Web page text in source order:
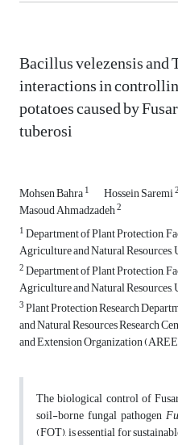
Bacillus velezensis
interactions in
potatoes caused by
tuberosi
Mohsen Bahra1 Hossein Saremi2
Masoud Ahmadzadeh2
1Department of Plant Protection,
Agriculture and Natural
2Department of Plant Protection,
Agriculture and Natural
3Plant Protection Research
and Natural Resources Research
and Extension Organization
The biological control of
soil-borne fungal pathogen
(FOT), is essential for